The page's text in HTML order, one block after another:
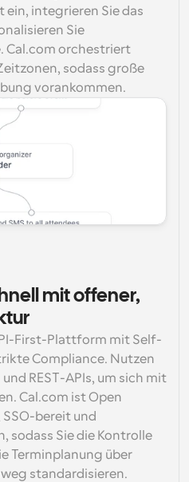
integrieren Sie das
Sie
Cal.com orchestriert
sodass große
vorankommen.
mit offener,
First-Plattform mit Self-
Compliance. Nutzen
REST-APIs, um sich mit
Cal.com ist Open
bereit und
sodass Sie die Kontrolle
Terminplanung über
standardisieren.